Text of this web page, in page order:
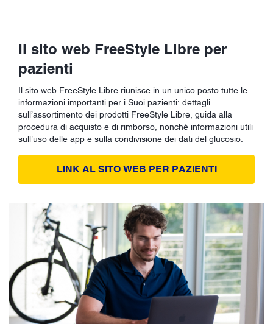
Il sito web FreeStyle Libre per
pazienti
Il sito web FreeStyle Libre riunisce in un unico posto tutte le
informazioni importanti per i Suoi pazienti: dettagli
sull’assortimento dei prodotti FreeStyle Libre, guida alla
procedura di acquisto e di rimborso, nonché informazioni utili
sull’uso delle app e sulla condivisione dei dati del glucosio.
LINK AL SITO WEB PER PAZIENTI